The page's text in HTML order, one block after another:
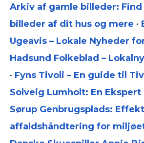
Arkiv af gamle billeder:
billeder af dit hus og mere •
Ugeavis – Lokale Nyheder
Hadsund Folkeblad –
• Fyns Tivoli – En guide til
Solveig Lumholt: En Ekspert
Sørup Genbrugsplads:
affaldshåndtering for